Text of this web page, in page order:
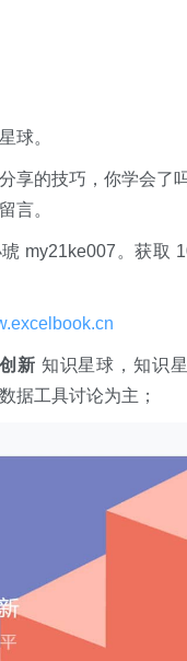
球。
享的技巧，你学会了
言。
my21ke007。获取
新 知识星球，知识
据工具讨论为主；